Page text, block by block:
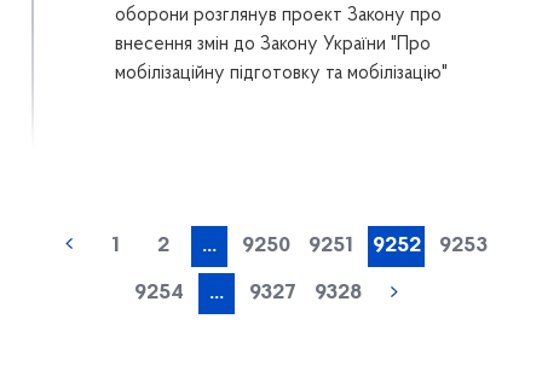
оборони розглянув проект Закону про
внесення змін до Закону України "Про
мобілізаційну підготовку та мобілізацію"
1 2 ... 9250 9251 9252 9253
9254 ... 9327 9328